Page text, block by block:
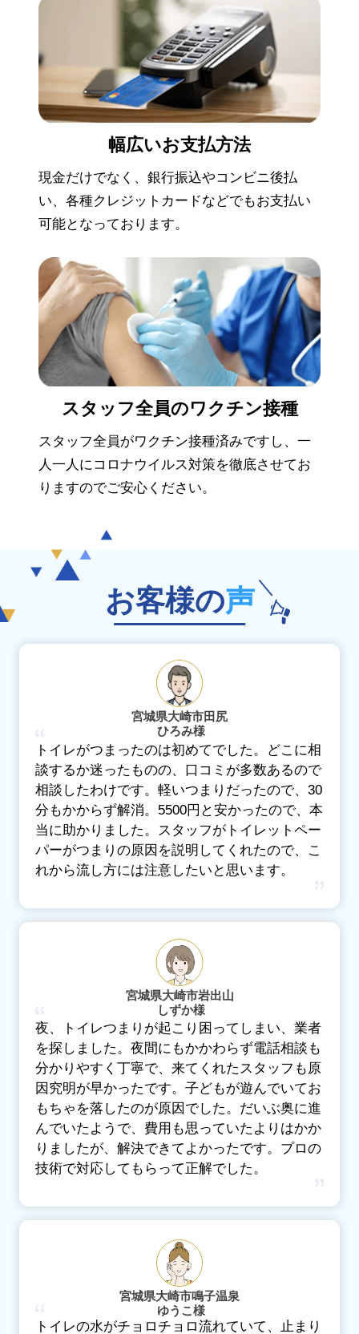
幅広いお支払方法
現金だけでなく、銀行振込やコンビニ後払
い、各種クレジットカードなどでもお支払い
可能となっております。
スタッフ全員のワクチン接種
スタッフ全員がワクチン接種済みですし、一
人一人にコロナウイルス対策を徹底させてお
りますのでご安心ください。
お客様の声
宮城県大崎市田尻
ひろみ様
トイレがつまったのは初めてでした。どこに相
談するか迷ったものの、口コミが多数あるので
相談したわけです。軽いつまりだったので、30
分もかからず解消。5500円と安かったので、本
当に助かりました。スタッフがトイレットペー
パーがつまりの原因を説明してくれたので、こ
れから流し方には注意したいと思います。
宮城県大崎市岩出山
しずか様
夜、トイレつまりが起こり困ってしまい、業者
を探しました。夜間にもかかわらず電話相談も
分かりやすく丁寧で、来てくれたスタッフも原
因究明が早かったです。子どもが遊んでいてお
もちゃを落したのが原因でした。だいぶ奥に進
んでいたようで、費用も思っていたよりはかか
りましたが、解決できてよかったです。プロの
技術で対応してもらって正解でした。
宮城県大崎市鳴子温泉
ゆうこ様
トイレの水がチョロチョロ流れていて、止まり